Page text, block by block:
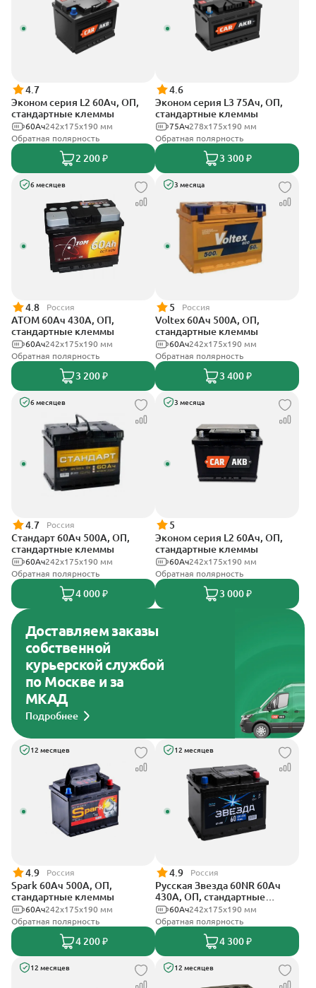
4.7
Эконом серия L2 60Ач, ОП,
стандартные клеммы
242х175х190 мм
60Ач
Обратная полярность
2 200 ₽
4.6
Эконом серия L3 75Ач, ОП,
стандартные клеммы
278х175х190 мм
75Ач
Обратная полярность
3 300 ₽
6 месяцев
4.8 Россия
АТОМ 60Ач 430А, ОП,
стандартные клеммы
242х175х190 мм
60Ач
Обратная полярность
3 200 ₽
3 месяца
5 Россия
Voltex 60Ач 500А, ОП,
стандартные клеммы
242х175х190 мм
60Ач
Обратная полярность
3 400 ₽
6 месяцев
4.7 Россия
Стандарт 60Ач 500А, ОП,
стандартные клеммы
242x175x190 мм
60Ач
Обратная полярность
4 000 ₽
3 месяца
5
Эконом серия L2 60Ач, ОП,
стандартные клеммы
242х175х190 мм
60Ач
Обратная полярность
3 000 ₽
Доставляем заказы
собственной
курьерской службой
по Москве и за
МКАД
Подробнее
12 месяцев
4.9 Россия
Spark 60Ач 500А, ОП,
стандартные клеммы
242х175х190 мм
60Ач
Обратная полярность
4 200 ₽
12 месяцев
4.9 Россия
Русская Звезда 60NR 60Ач
430А, ОП, стандартные
клеммы242x175x190 мм
60Ач
Обратная полярность
4 300 ₽
12 месяцев 12 месяцев